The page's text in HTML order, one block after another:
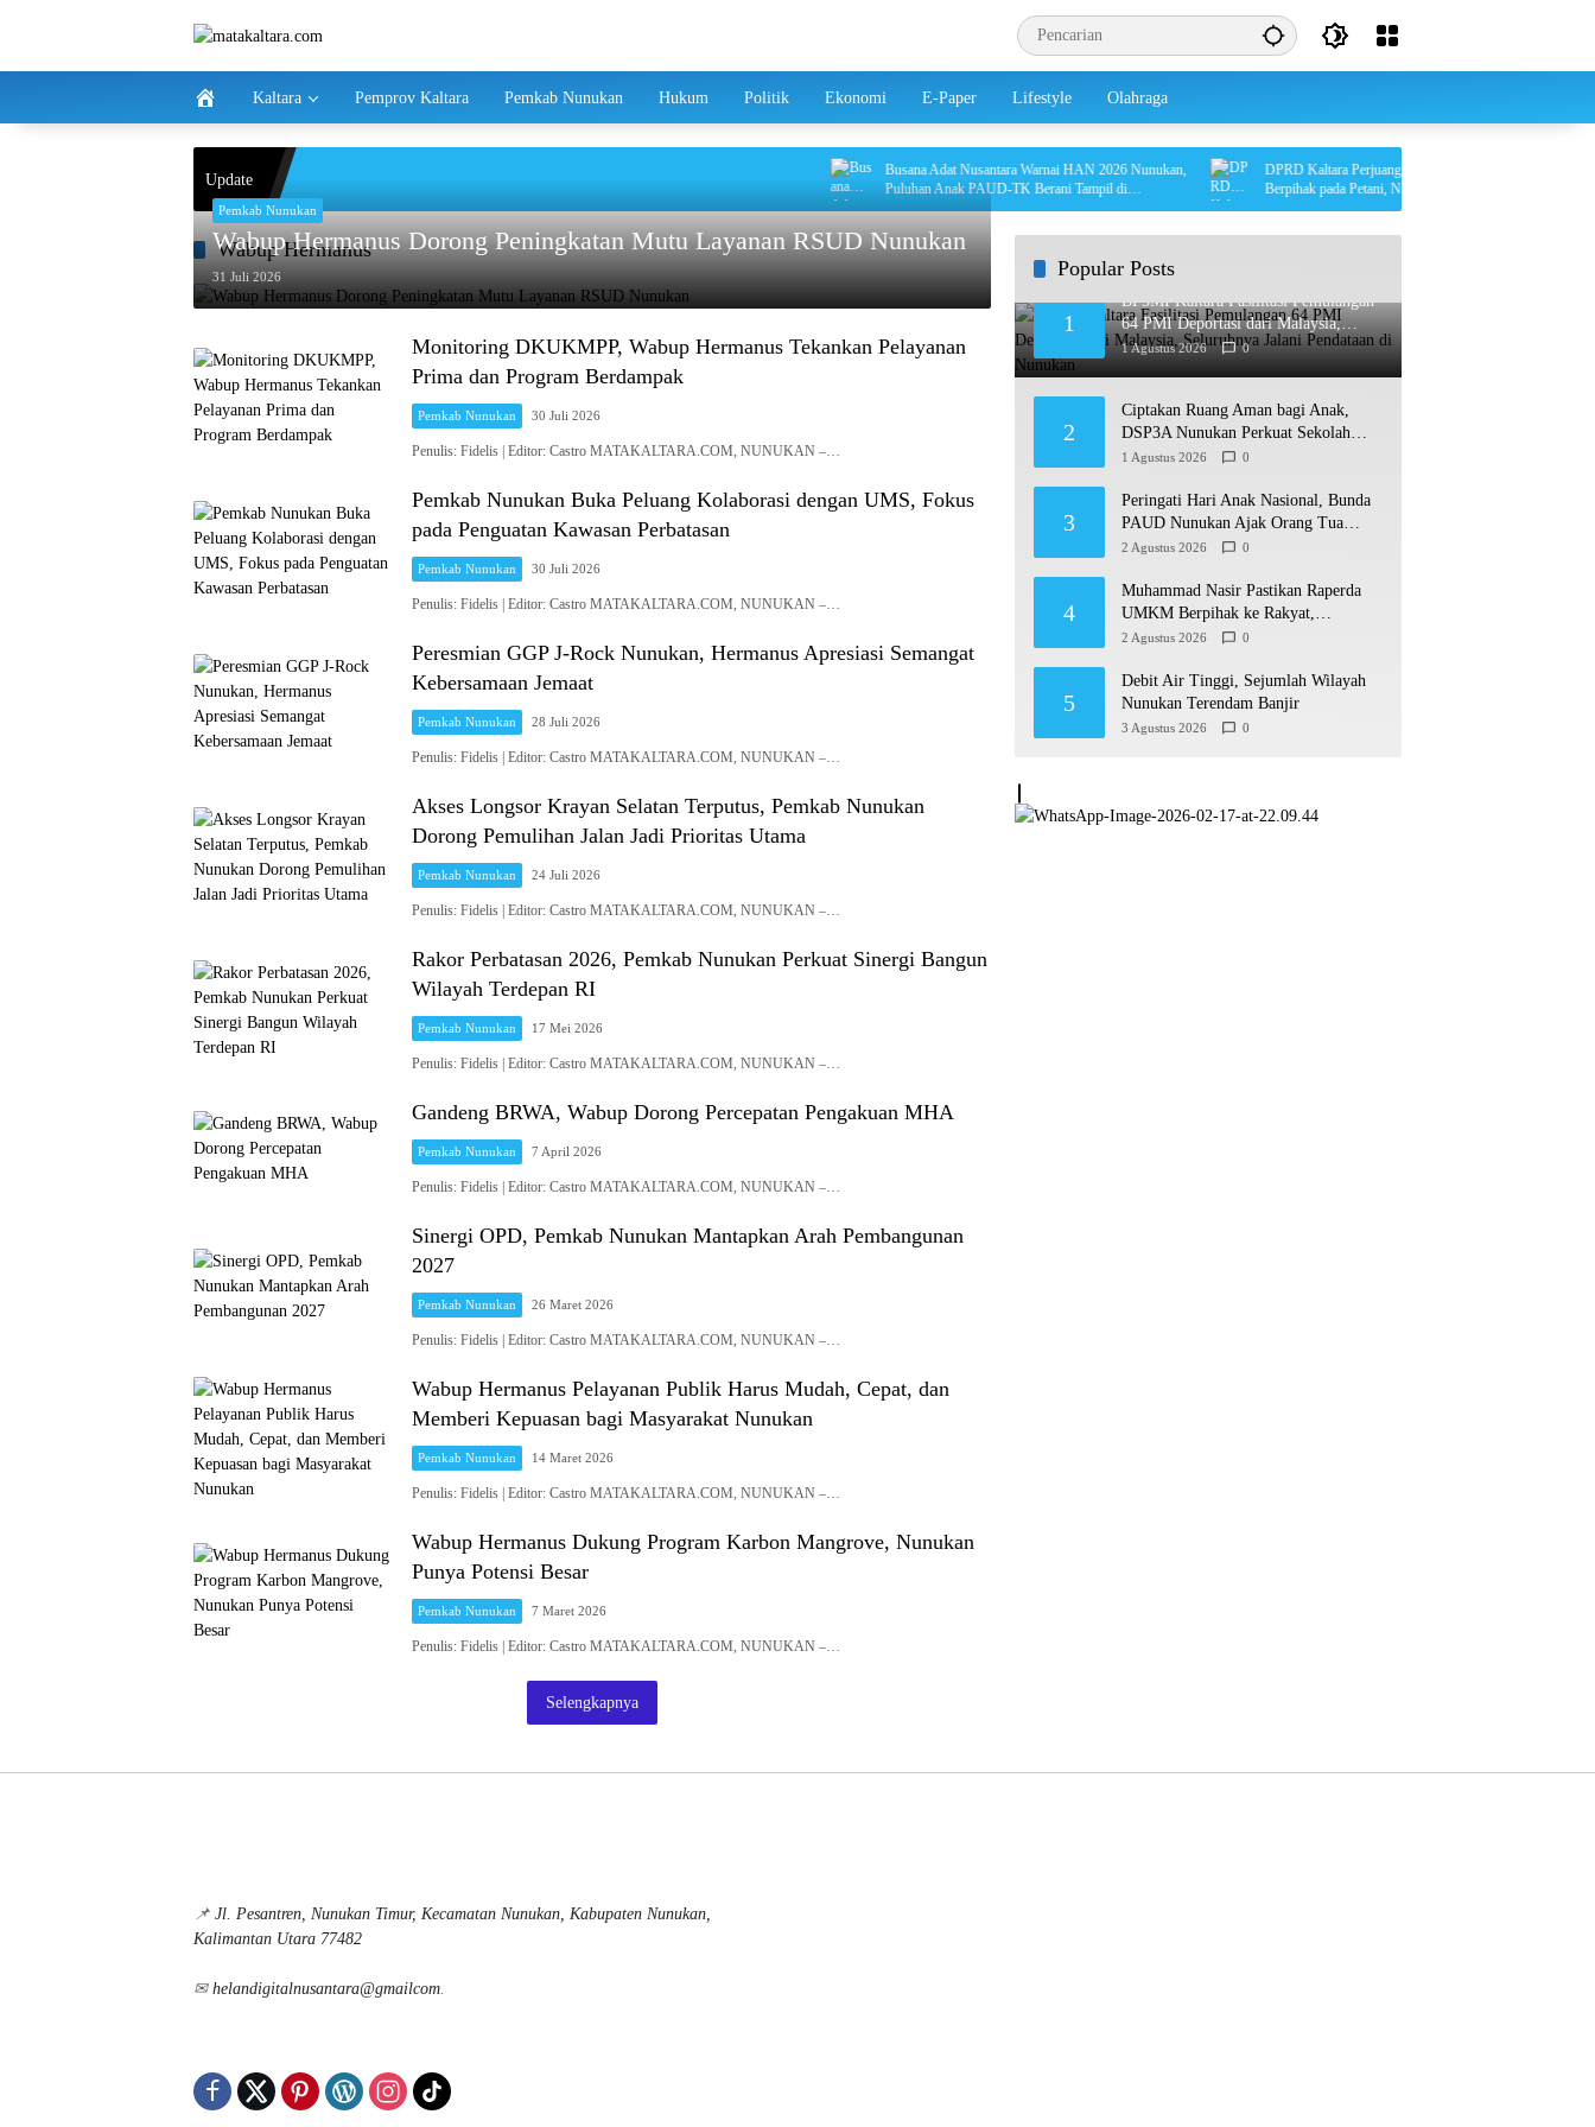
Kaltara Pemprov Kaltara Pemkab Nunukan Hukum Politik Ekonomi E-Paper Lifestyle Olahraga
Update
Busana Adat Nusantara Warnai HAN 2026 Nunukan,
Puluhan Anak PAUD-TK Berani Tampil di
Panggung
DPRD Kaltara Perjuangkan Perda Koperasi yang
Berpihak pada Petani, Nelayan, dan UMKM
Wabup Hermanus
Pemkab Nunukan
Wabup Hermanus Dorong Peningkatan Mutu Layanan RSUD Nunukan
31 Juli 2026
Monitoring DKUKMPP, Wabup Hermanus Tekankan Pelayanan
Prima dan Program Berdampak
Pemkab Nunukan 30 Juli 2026
Penulis: Fidelis | Editor: Castro MATAKALTARA.COM, NUNUKAN –…
Pemkab Nunukan Buka Peluang Kolaborasi dengan UMS, Fokus
pada Penguatan Kawasan Perbatasan
Pemkab Nunukan 30 Juli 2026
Penulis: Fidelis | Editor: Castro MATAKALTARA.COM, NUNUKAN –…
Peresmian GGP J-Rock Nunukan, Hermanus Apresiasi Semangat
Kebersamaan Jemaat
Pemkab Nunukan 28 Juli 2026
Penulis: Fidelis | Editor: Castro MATAKALTARA.COM, NUNUKAN –…
Akses Longsor Krayan Selatan Terputus, Pemkab Nunukan
Dorong Pemulihan Jalan Jadi Prioritas Utama
Pemkab Nunukan 24 Juli 2026
Penulis: Fidelis | Editor: Castro MATAKALTARA.COM, NUNUKAN –…
Rakor Perbatasan 2026, Pemkab Nunukan Perkuat Sinergi Bangun
Wilayah Terdepan RI
Pemkab Nunukan 17 Mei 2026
Penulis: Fidelis | Editor: Castro MATAKALTARA.COM, NUNUKAN –…
Gandeng BRWA, Wabup Dorong Percepatan Pengakuan MHA
Pemkab Nunukan 7 April 2026
Penulis: Fidelis | Editor: Castro MATAKALTARA.COM, NUNUKAN –…
Sinergi OPD, Pemkab Nunukan Mantapkan Arah Pembangunan
2027
Pemkab Nunukan 26 Maret 2026
Penulis: Fidelis | Editor: Castro MATAKALTARA.COM, NUNUKAN –…
Wabup Hermanus Pelayanan Publik Harus Mudah, Cepat, dan
Memberi Kepuasan bagi Masyarakat Nunukan
Pemkab Nunukan 14 Maret 2026
Penulis: Fidelis | Editor: Castro MATAKALTARA.COM, NUNUKAN –…
Wabup Hermanus Dukung Program Karbon Mangrove, Nunukan
Punya Potensi Besar
Pemkab Nunukan 7 Maret 2026
Penulis: Fidelis | Editor: Castro MATAKALTARA.COM, NUNUKAN –…
Selengkapnya
Popular Posts
1
BP3MI Kaltara Fasilitasi Pemulangan
64 PMI Deportasi dari Malaysia,
Seluruhnya Jalani Pendataan di
1 Agustus 2026 0
2
Ciptakan Ruang Aman bagi Anak,
DSP3A Nunukan Perkuat Sekolah
Ramah Anak
1 Agustus 2026 0
3
Peringati Hari Anak Nasional, Bunda
PAUD Nunukan Ajak Orang Tua
Biasakan Anak Gemar Berolahraga
2 Agustus 2026 0
4
Muhammad Nasir Pastikan Raperda
UMKM Berpihak ke Rakyat,
Permudah Usaha hingga Perluas Pasar
2 Agustus 2026 0
5
Debit Air Tinggi, Sejumlah Wilayah
Nunukan Terendam Banjir
3 Agustus 2026 0
📌 Jl. Pesantren, Nunukan Timur, Kecamatan Nunukan, Kabupaten Nunukan,
Kalimantan Utara 77482
✉ helandigitalnusantara@gmailcom.